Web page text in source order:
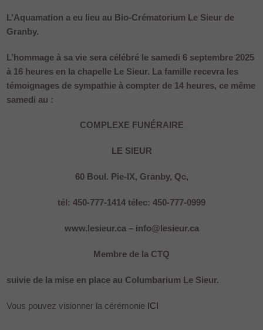
L’Aquamation a eu lieu au Bio-Crématorium Le Sieur de
Granby.
L’hommage à sa vie sera célébré le samedi 6 septembre 2025
à 16 heures en la chapelle Le Sieur. La famille recevra les
témoignages de sympathie à compter de 14 heures, ce même
samedi au :
COMPLEXE FUNÉRAIRE
LE SIEUR
60 Boul. Pie-IX, Granby, Qc,
tél: 450-777-1414 télec: 450-777-0999
www.lesieur.ca – info@lesieur.ca
Membre de la CTQ
suivie de la mise en place au Columbarium Le Sieur.
Vous pouvez visionner la cérémonie ICI